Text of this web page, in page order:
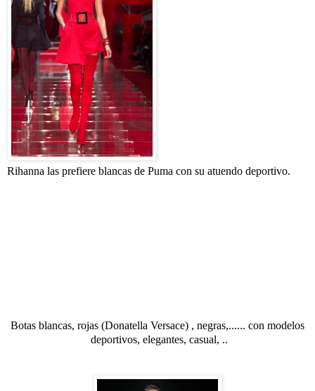
Rihanna las prefiere blancas de Puma con su atuendo deportivo.
Botas blancas, rojas (Donatella Versace) , negras,...... con modelos
deportivos, elegantes, casual, ..